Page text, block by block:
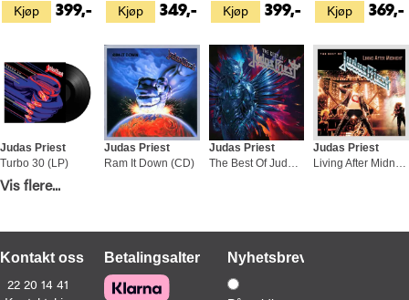
Kjøp 399,- Kjøp 349,- Kjøp 399,- Kjøp 369,-
Kjøp
Judas Priest
Turbo 30 (LP)
429,-
Judas Priest
Ram It Down (CD)
Judas Priest
Judas Priest
Vis flere...
Kontakt oss
22 20 14 41
BetalingsalternativerNyhetsbrev